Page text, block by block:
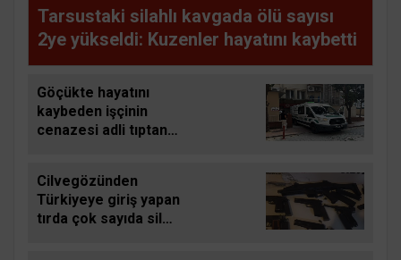
Tarsustaki silahlı kavgada ölü sayısı
2ye yükseldi: Kuzenler hayatını kaybetti
Göçükte hayatını
kaybeden işçinin
cenazesi adli tıptan
Cilvegözünden
Türkiyeye giriş yapan
tırda çok sayıda silah